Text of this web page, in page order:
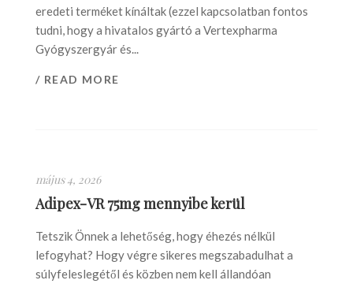
eredeti terméket kínáltak (ezzel kapcsolatban fontos
tudni, hogy a hivatalos gyártó a Vertexpharma
Gyógyszergyár és...
/ READ MORE
május 4, 2026
Adipex-VR 75mg mennyibe kerül
Tetszik Önnek a lehetőség, hogy éhezés nélkül
lefogyhat? Hogy végre sikeres megszabadulhat a
súlyfeleslegétől és közben nem kell állandóan